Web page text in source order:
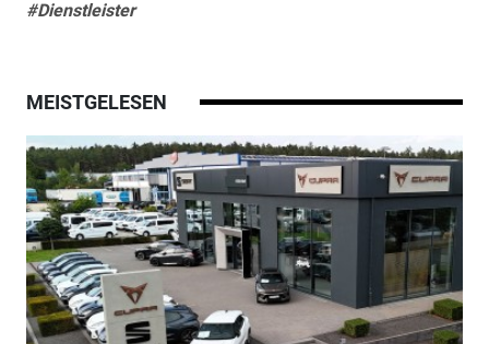
#Dienstleister
MEISTGELESEN